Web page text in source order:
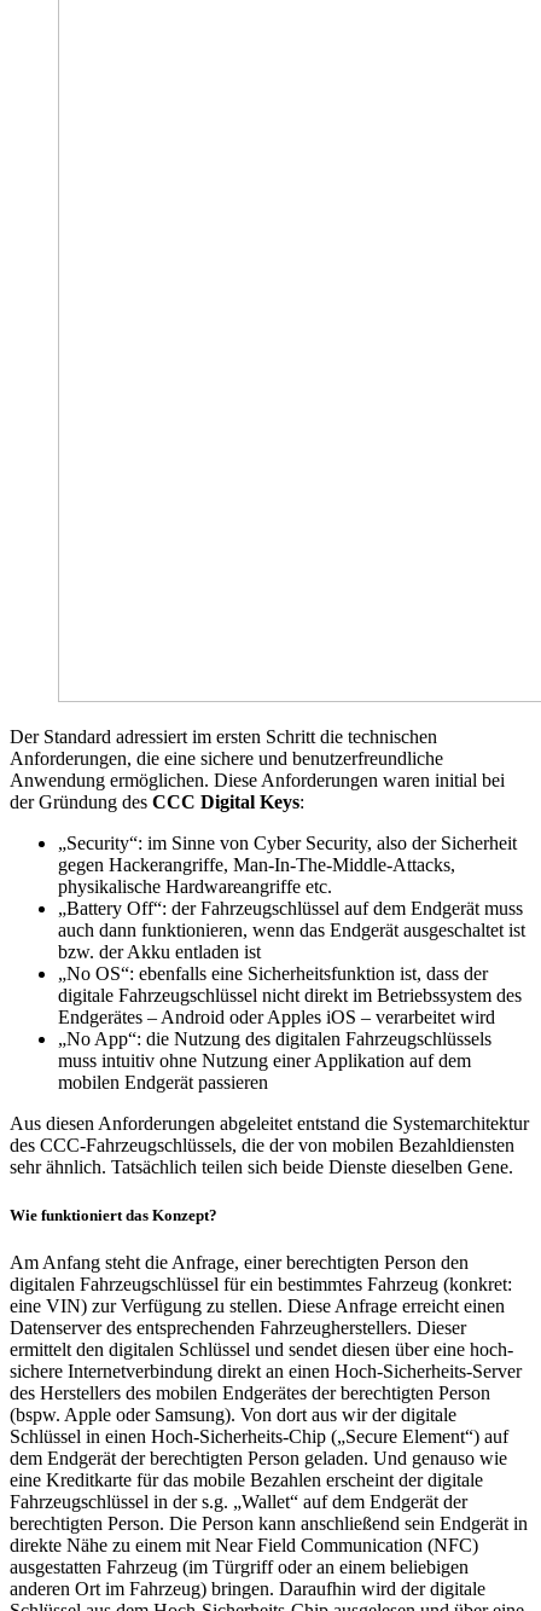
Der Standard adressiert im ersten Schritt die technischen
Anforderungen, die eine sichere und benutzerfreundliche
Anwendung ermöglichen. Diese Anforderungen waren initial bei
der Gründung des CCC Digital Keys:
„Security“: im Sinne von Cyber Security, also der Sicherheit
gegen Hackerangriffe, Man-In-The-Middle-Attacks,
physikalische Hardwareangriffe etc.
„Battery Off“: der Fahrzeugschlüssel auf dem Endgerät muss
auch dann funktionieren, wenn das Endgerät ausgeschaltet ist
bzw. der Akku entladen ist
„No OS“: ebenfalls eine Sicherheitsfunktion ist, dass der
digitale Fahrzeugschlüssel nicht direkt im Betriebssystem des
Endgerätes – Android oder Apples iOS – verarbeitet wird
„No App“: die Nutzung des digitalen Fahrzeugschlüssels
muss intuitiv ohne Nutzung einer Applikation auf dem
mobilen Endgerät passieren
Aus diesen Anforderungen abgeleitet entstand die Systemarchitektur
des CCC-Fahrzeugschlüssels, die der von mobilen Bezahldiensten
sehr ähnlich. Tatsächlich teilen sich beide Dienste dieselben Gene.
Wie funktioniert das Konzept?
Am Anfang steht die Anfrage, einer berechtigten Person den
digitalen Fahrzeugschlüssel für ein bestimmtes Fahrzeug (konkret:
eine VIN) zur Verfügung zu stellen. Diese Anfrage erreicht einen
Datenserver des entsprechenden Fahrzeugherstellers. Dieser
ermittelt den digitalen Schlüssel und sendet diesen über eine hoch-
sichere Internetverbindung direkt an einen Hoch-Sicherheits-Server
des Herstellers des mobilen Endgerätes der berechtigten Person
(bspw. Apple oder Samsung). Von dort aus wir der digitale
Schlüssel in einen Hoch-Sicherheits-Chip („Secure Element“) auf
dem Endgerät der berechtigten Person geladen. Und genauso wie
eine Kreditkarte für das mobile Bezahlen erscheint der digitale
Fahrzeugschlüssel in der s.g. „Wallet“ auf dem Endgerät der
berechtigten Person. Die Person kann anschließend sein Endgerät in
direkte Nähe zu einem mit Near Field Communication (NFC)
ausgestatten Fahrzeug (im Türgriff oder an einem beliebigen
anderen Ort im Fahrzeug) bringen. Daraufhin wird der digitale